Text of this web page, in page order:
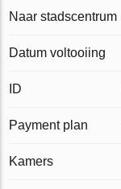
Naar stadscentrum
Datum voltooiing
ID
Payment plan
Kamers